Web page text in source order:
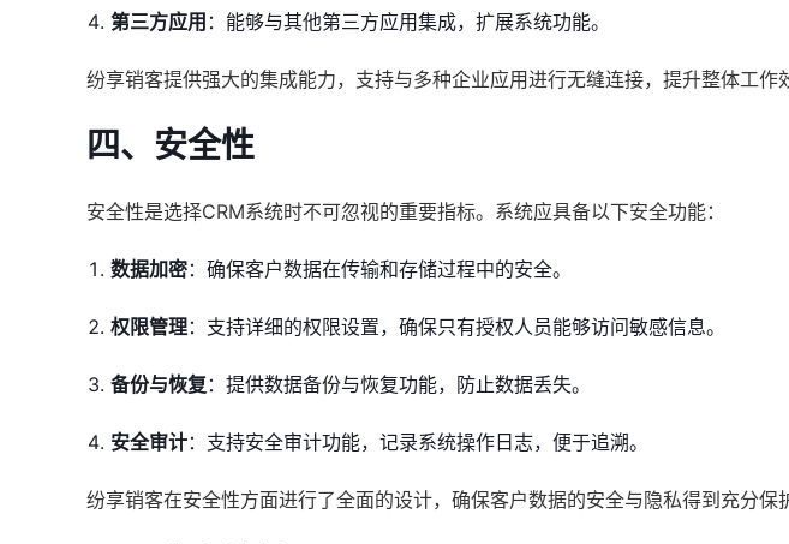
第三方应用 ：能够与其他第三方应用集成，扩展系统功能。
纷享销客提供强大的集成能力，支持与多种企业应用进行无缝连接，提升整体工作
四、安全性
安全性是选择CRM系统时不可忽视的重要指标。系统应具备以下安全功能：
数据加密：确保客户数据在传输和存储过程中的安全。
权限管理：支持详细的权限设置，确保只有授权人员能够访问敏感信息。
备份与恢复 ：提供数据备份与恢复功能，防止数据丢失。
安全审计：支持安全审计功能，记录系统操作日志，便于追溯。
纷享销客在安全性方面进行了全面的设计，确保客户数据的安全与隐私得到充分保